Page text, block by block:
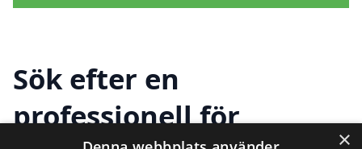
Sök efter en
professionell för
×